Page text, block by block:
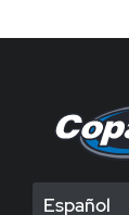
Español